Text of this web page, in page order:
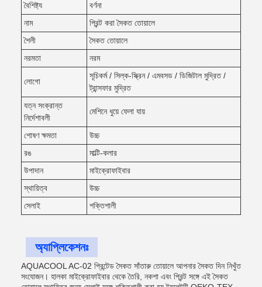
বৈশিষ্ট্য
বর্ণনা
নাম
প্রিন্ট করা সৈকত তোয়ালে
শৈলী
সৈকত তোয়ালে
নরমতা
নরম
লোগো
সূচিকর্ম / সিল্ক-স্ক্রিন / এমবসড / ডিজিটাল মুদ্রিত /
ট্রান্সফার মুদ্রিত
যত্ন সংক্রান্ত
নির্দেশাবলী
মেশিনে ধুয়ে ফেলা যায়
শোষণ ক্ষমতা
উচ্চ
রঙ
মাল্টি-কলার
উপাদান
মাইক্রোফাইবার
স্থায়িত্ব
উচ্চ
সেলাই
শক্তিশালী
অ্যাপ্লিকেশনঃ
AQUACOOL AC-02 প্রিন্টেড সৈকত সাঁতারু তোয়ালে আপনার সৈকত দিন নিখুঁত
সংযোজন। হালকা মাইক্রোফাইবার থেকে তৈরি, নকশা এবং প্রিন্ট সঙ্গে এই সৈকত